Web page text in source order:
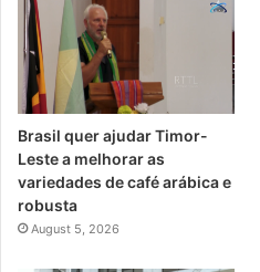
Brasil quer ajudar Timor-
Leste a melhorar as
variedades de café arábica e
robusta
August 5, 2026